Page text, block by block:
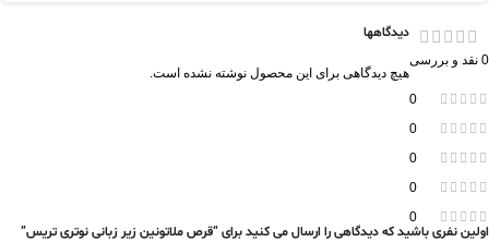
0 نقد و بررسی
0
0
0
0
0
دیدگاهها
هیچ دیدگاهی برای این محصول نوشته نشده است.
اولین نفری باشید که دیدگاهی را ارسال می کنید برای “قرص ملاتونین زیر زبانی نوتری تریس”